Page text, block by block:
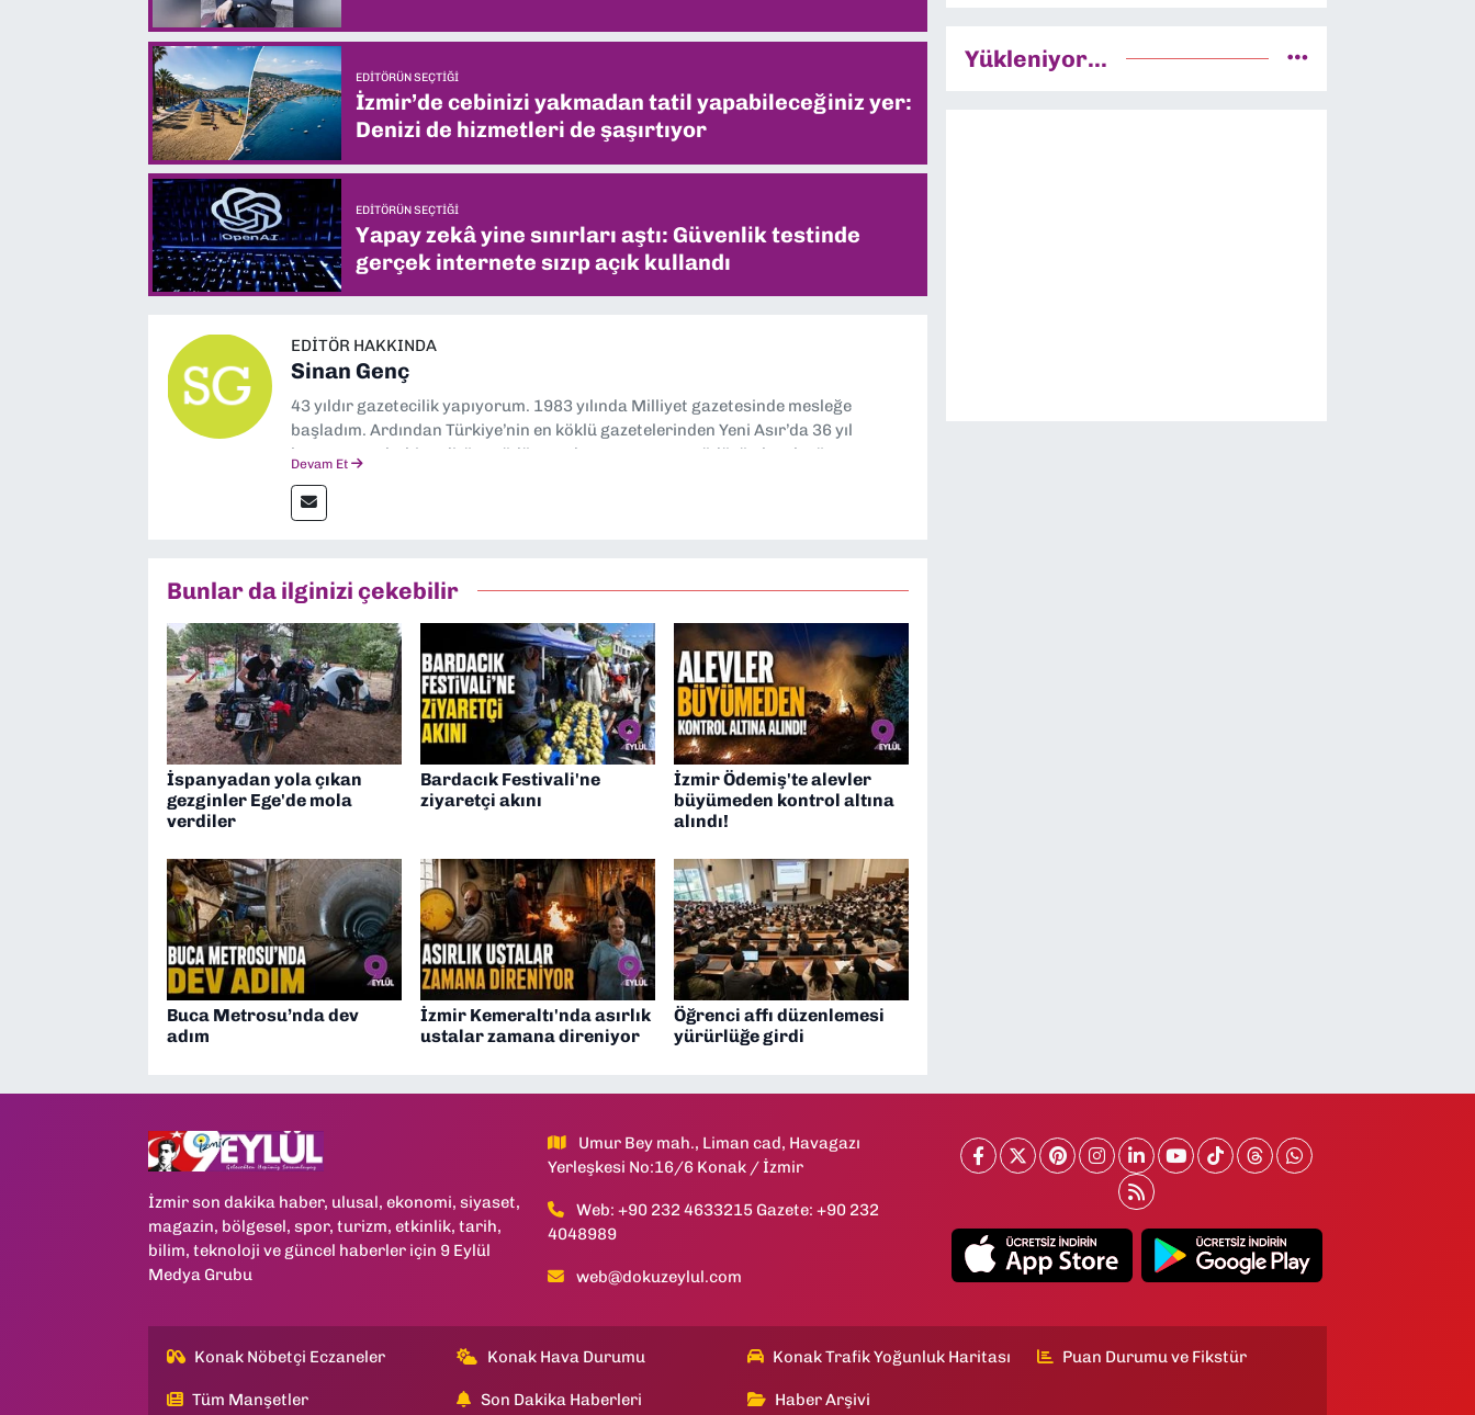
EDITÖRÜN SEÇTIĞI
İzmir’de cebinizi yakmadan tatil yapabileceğiniz yer:
Denizi de hizmetleri de şaşırtıyor
EDITÖRÜN SEÇTIĞI
Yapay zekâ yine sınırları aştı: Güvenlik testinde
gerçek internete sızıp açık kullandı
EDITÖR HAKKINDA
Sinan Genç
43 yıldır gazetecilik yapıyorum. 1983 yılında Milliyet gazetesinde mesleğe
başladım. Ardından Türkiye’nin en köklü gazetelerinden Yeni Asır’da 36 yıl
boyunca muhabir, editör, müdür yardımcısı ve spor müdürü olarak görev
anda Dokuz Eylül Gazetesi'nde editörlük yapıyorum
Devam Et
Bunlar da ilginizi çekebilir
İspanyadan yola çıkan
gezginler Ege'de mola
verdiler
Bardacık Festivali'ne
ziyaretçi akını
İzmir Ödemiş'te alevler
büyümeden kontrol altına
alındı!
Buca Metrosu’nda dev
adım
İzmir Kemeraltı'nda asırlık
ustalar zamana direniyor
Öğrenci affı düzenlemesi
yürürlüğe girdi
Yükleniyor...
İzmir son dakika haber, ulusal, ekonomi, siyaset,
magazin, bölgesel, spor, turizm, etkinlik, tarih,
bilim, teknoloji ve güncel haberler için 9 Eylül
Medya Grubu
Umur Bey mah., Liman cad, Havagazı
Yerleşkesi No:16/6 Konak / İzmir
Web: +90 232 4633215 Gazete: +90 232
4048989
web@dokuzeylul.com
Konak Nöbetçi Eczaneler Konak Hava Durumu Konak Trafik Yoğunluk Haritası Puan Durumu ve Fikstür
Tüm Manşetler Son Dakika Haberleri Haber Arşivi